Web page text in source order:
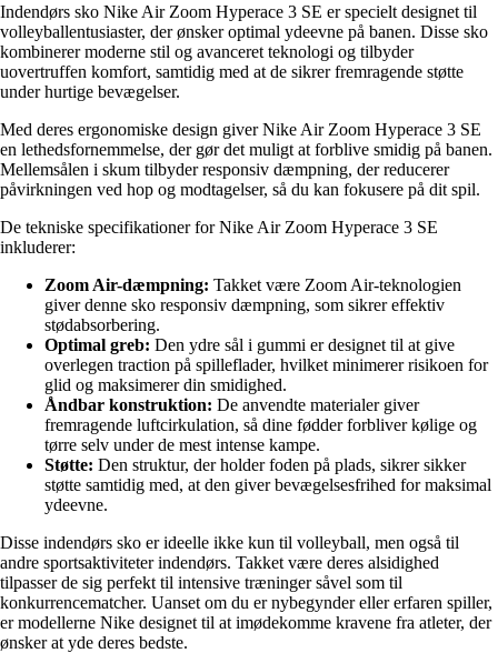
Indendørs sko Nike Air Zoom Hyperace 3 SE er specielt designet til
volleyballentusiaster, der ønsker optimal ydeevne på banen. Disse sko
kombinerer moderne stil og avanceret teknologi og tilbyder
uovertruffen komfort, samtidig med at de sikrer fremragende støtte
under hurtige bevægelser.
Med deres ergonomiske design giver Nike Air Zoom Hyperace 3 SE
en lethedsfornemmelse, der gør det muligt at forblive smidig på banen.
Mellemsålen i skum tilbyder responsiv dæmpning, der reducerer
påvirkningen ved hop og modtagelser, så du kan fokusere på dit spil.
De tekniske specifikationer for Nike Air Zoom Hyperace 3 SE
inkluderer:
Zoom Air-dæmpning: Takket være Zoom Air-teknologien
giver denne sko responsiv dæmpning, som sikrer effektiv
stødabsorbering.
Optimal greb: Den ydre sål i gummi er designet til at give
overlegen traction på spilleflader, hvilket minimerer risikoen for
glid og maksimerer din smidighed.
Åndbar konstruktion: De anvendte materialer giver
fremragende luftcirkulation, så dine fødder forbliver kølige og
tørre selv under de mest intense kampe.
Støtte: Den struktur, der holder foden på plads, sikrer sikker
støtte samtidig med, at den giver bevægelsesfrihed for maksimal
ydeevne.
Disse indendørs sko er ideelle ikke kun til volleyball, men også til
andre sportsaktiviteter indendørs. Takket være deres alsidighed
tilpasser de sig perfekt til intensive træninger såvel som til
konkurrencematcher. Uanset om du er nybegynder eller erfaren spiller,
er modellerne Nike designet til at imødekomme kravene fra atleter, der
ønsker at yde deres bedste.